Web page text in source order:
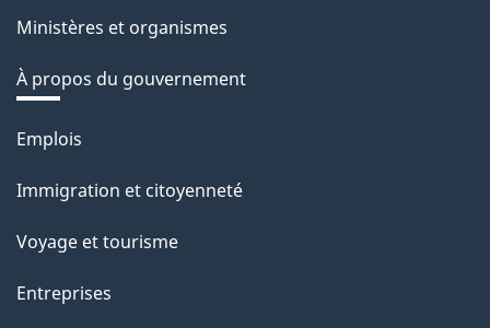
Ministères et organismes
À propos du gouvernement
Thèmes
sujets
Emplois
Immigration et citoyenneté
Voyage et tourisme
Entreprises